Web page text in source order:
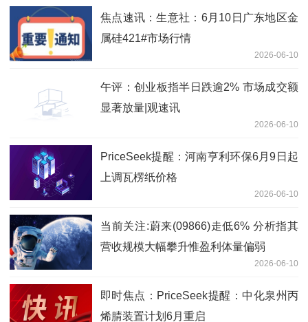
焦点速讯：生意社：6月10日广东地区金
属硅421#市场行情
2026-06-10
午评：创业板指半日跌逾2% 市场成交额
显著放量|观速讯
2026-06-10
PriceSeek提醒：河南亨利环保6月9日起
上调瓦楞纸价格
2026-06-10
当前关注:蔚来(09866)走低6% 分析指其
营收规模大幅攀升惟盈利体量偏弱
2026-06-10
即时焦点：PriceSeek提醒：中化泉州丙
烯腈装置计划6月重启